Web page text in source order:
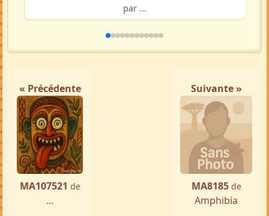
par ...
« Précédente
MA107521 de
...
Suivante »
MA8185 de
Amphibia